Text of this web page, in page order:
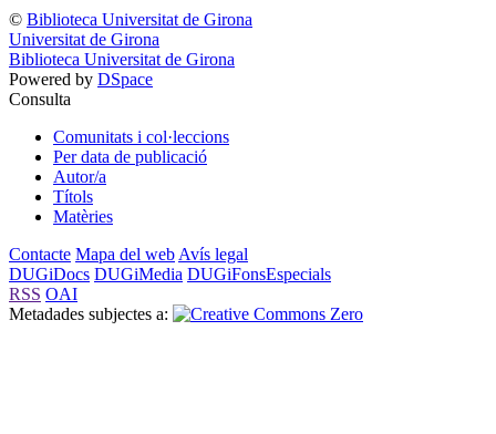
© Biblioteca Universitat de Girona
Universitat de Girona
Biblioteca Universitat de Girona
Powered by DSpace
Consulta
Comunitats i col·leccions
Per data de publicació
Autor/a
Títols
Matèries
Contacte Mapa del web Avís legal
DUGiDocs DUGiMedia DUGiFonsEspecials
RSS OAI
Metadades subjectes a: